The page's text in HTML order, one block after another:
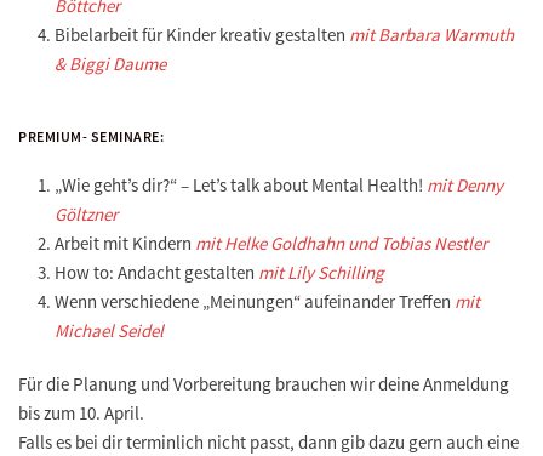
Böttcher
Bibelarbeit für Kinder kreativ gestalten mit Barbara Warmuth
& Biggi Daume
PREMIUM- SEMINARE:
„Wie geht’s dir?“ – Let’s talk about Mental Health! mit Denny
Göltzner
Arbeit mit Kindern mit Helke Goldhahn und Tobias Nestler
How to: Andacht gestalten mit Lily Schilling
Wenn verschiedene „Meinungen“ aufeinander Treffen mit
Michael Seidel
Für die Planung und Vorbereitung brauchen wir deineAnmeldung
bis zum 10. April.
Falls es bei dir terminlich nicht passt, dann gib dazu gern auch eine